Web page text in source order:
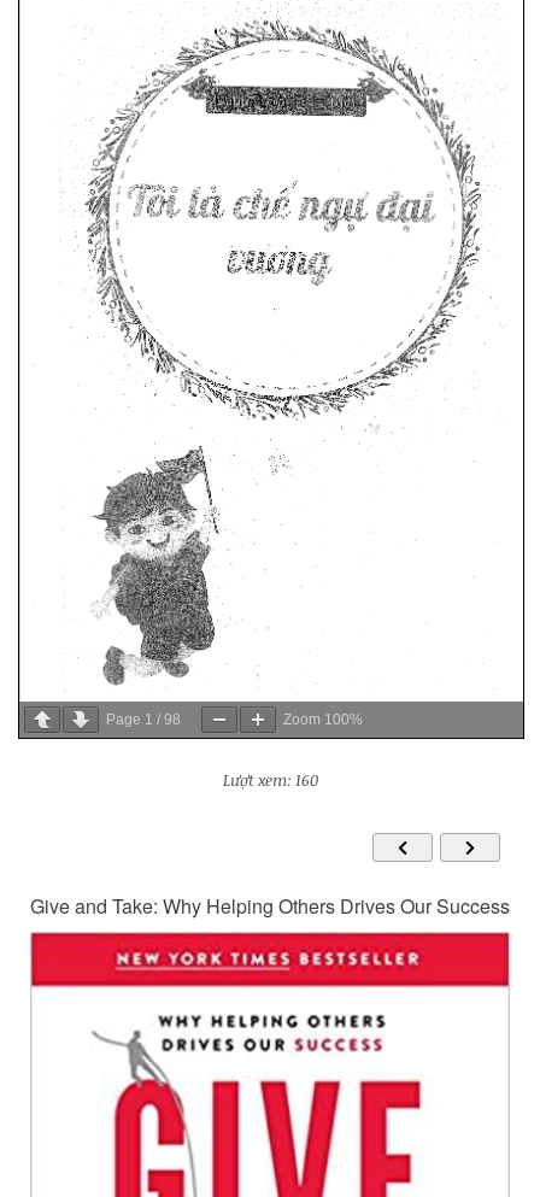
Page 1 / 98 Zoom 100%
Lượt xem: 160
Give and Take: Why Helping Others Drives Our Success